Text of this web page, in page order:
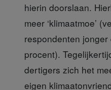
hierin doorslaan.
meer ‘klimaatmoe’
respondenten
procent).
dertigers zich het
eigen